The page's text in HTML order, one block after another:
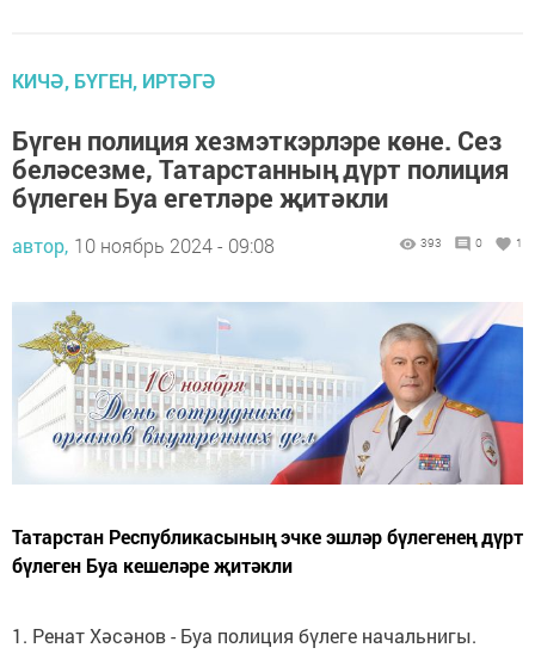
КИЧӘ, БҮГЕН, ИРТӘГӘ
Бүген полиция хезмэткэрлэре көне. Сез
беләсезме, Татарстанның дүрт полиция
бүлеген Буа егетләре җитәкли
автор, 10 ноябрь 2024 - 09:08 393 0 1
Татарстан Республикасының эчке эшләр бүлегенең дүрт
бүлеген Буа кешеләре җитәкли
1. Ренат Хәсәнов - Буа полиция бүлеге начальнигы.